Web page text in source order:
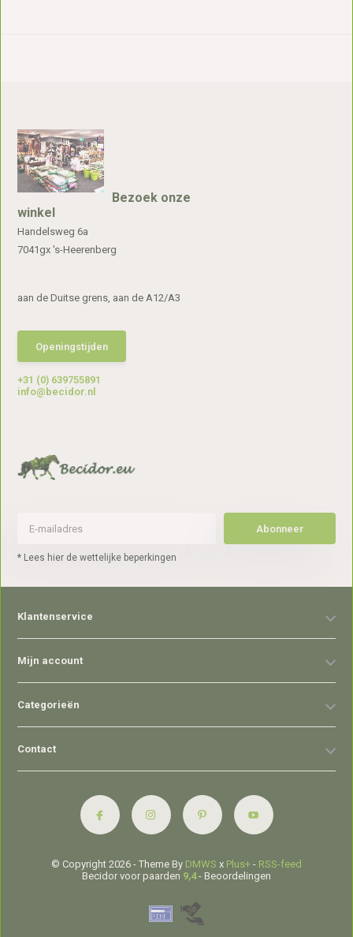
Bezoek onze
winkel
Handelsweg 6a
7041gx 's-Heerenberg
aan de Duitse grens, aan de A12/A3
Openingstijden
+31 (0) 639755891
info@becidor.nl
Abonneer
* Lees hier de wettelijke beperkingen
Klantenservice
Mijn account
Categorieën
Contact
© Copyright 2026 - Theme By DMWS x Plus+ - RSS-feed
Becidor voor paarden 9,4- Beoordelingen